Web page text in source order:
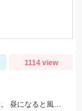
1114 view
朝方にアタリが多く、この日は遅巻きに反応が良かった。 昼になると風と潮が出てはじめ、重いタイラバ（150ｇ以上）が必要だった。